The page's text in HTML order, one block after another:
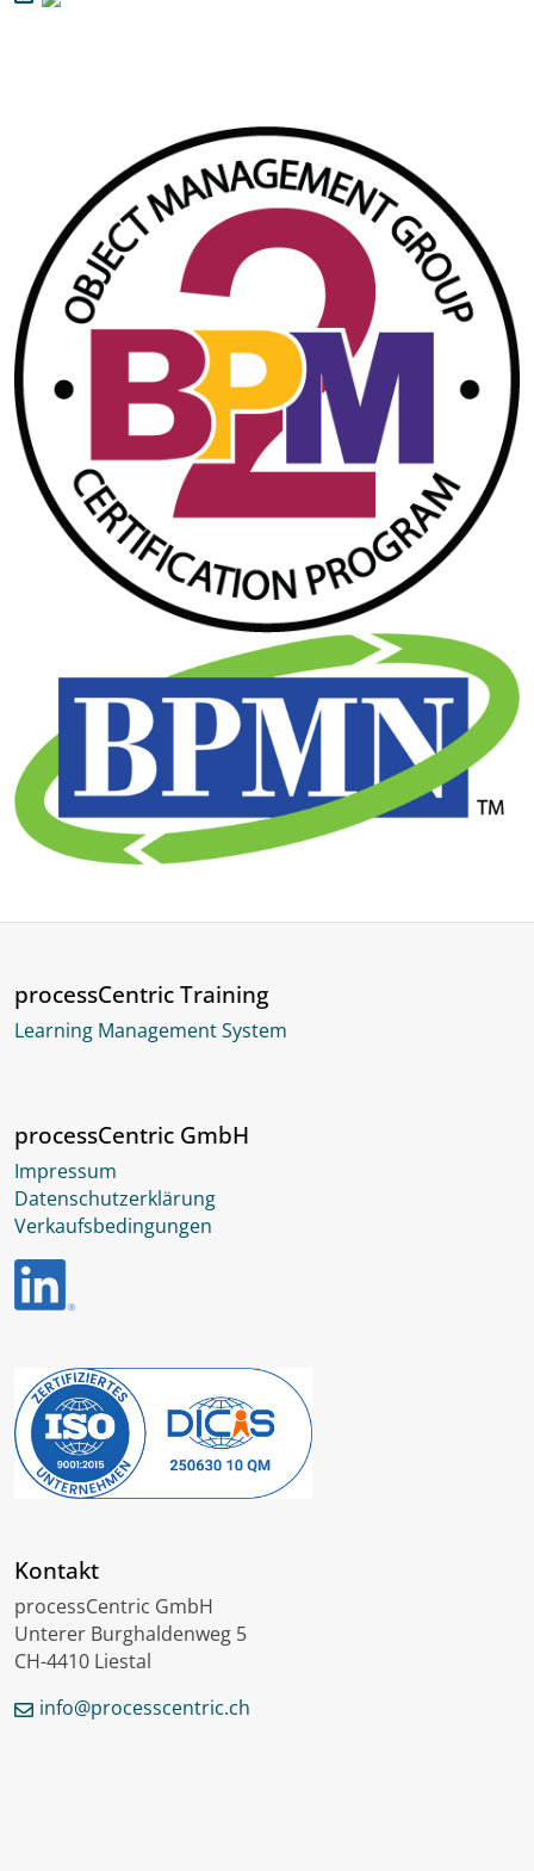
processCentric Training
Learning Management System
processCentric GmbH
Impressum
Datenschutzerklärung
Verkaufsbedingungen
Kontakt
processCentric GmbH
Unterer Burghaldenweg 5
CH-4410 Liestal
info@processcentric.ch